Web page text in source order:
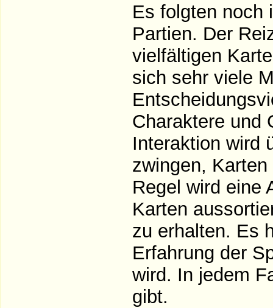
Es folgten noch
Partien. Der
vielfältigen
sich sehr viele
Charaktere und
Interaktion wird
zwingen,
Regel wird eine
Karten
zu erhalten. Es
Erfahrung der
wird. In jedem
gibt.